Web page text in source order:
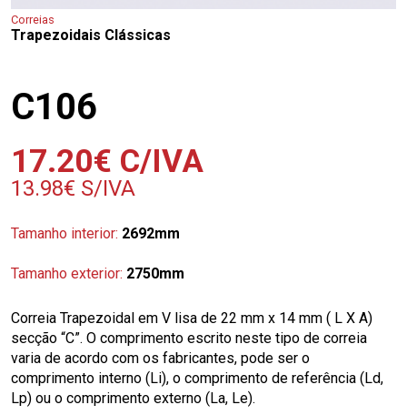
Correias
Trapezoidais Clássicas
C106
17.20€ C/IVA
13.98€ S/IVA
Tamanho interior: 2692mm
Tamanho exterior: 2750mm
Correia Trapezoidal em V lisa de 22 mm x 14 mm ( L X A)
secção “C”. O comprimento escrito neste tipo de correia
varia de acordo com os fabricantes, pode ser o
comprimento interno (Li), o comprimento de referência (Ld,
Lp) ou o comprimento externo (La, Le).